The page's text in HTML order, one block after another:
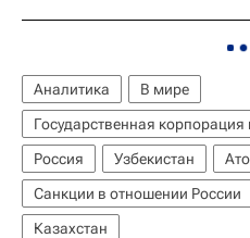
Аналитика
В мире
Россия
Узбекистан
Санкции в отношении России
Казахстан